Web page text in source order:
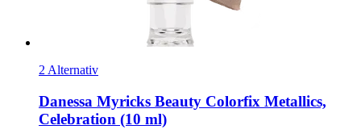
2 Alternativ
Danessa Myricks Beauty Colorfix Metallics,
Celebration (10 ml)